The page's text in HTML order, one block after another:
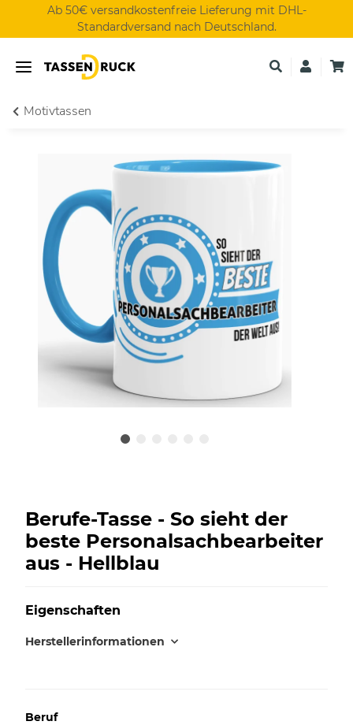
Ab 50€ versandkostenfreie Lieferung mit DHL-
Standardversand nach Deutschland.
Motivtassen
Berufe-Tasse - So sieht der
beste Personalsachbearbeiter
aus - Hellblau
Eigenschaften
Herstellerinformationen
Beruf